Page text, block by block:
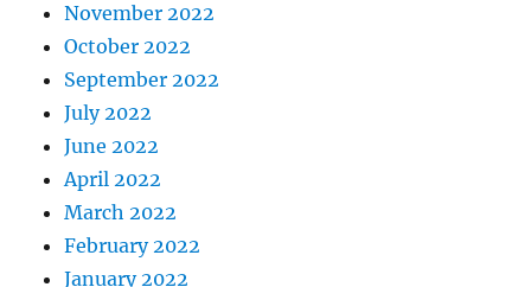
November 2022
October 2022
September 2022
July 2022
June 2022
April 2022
March 2022
February 2022
January 2022